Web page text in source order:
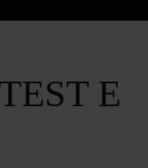
E